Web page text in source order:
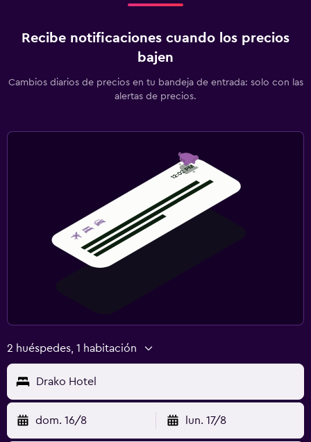
Recibe notificaciones cuando los precios
bajen
Cambios diarios de precios en tu bandeja de entrada: solo con las
alertas de precios.
2 huéspedes, 1 habitación
Drako Hotel
dom. 16/8 lun. 17/8